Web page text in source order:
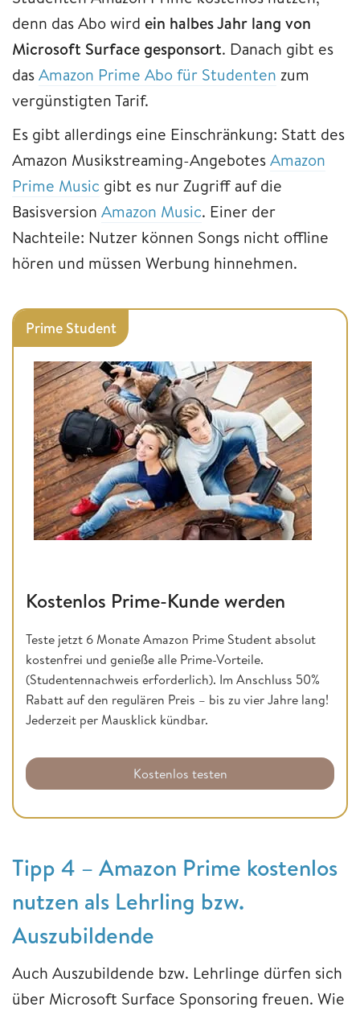
denn das Abo wird ein halbes Jahr lang von
Microsoft Surface gesponsort. Danach gibt es
dasAmazon Prime Abo für Studenten zum
vergünstigten Tarif.
Es gibt allerdings eine Einschränkung: Statt des
Amazon Musikstreaming-AngebotesAmazon
Prime Music gibt es nur Zugriff auf die
Basisversion Amazon Music. Einer der
Nachteile: Nutzer können Songs nicht offline
hören und müssen Werbung hinnehmen.
Prime Student
Kostenlos Prime-Kunde werden
Teste jetzt 6 Monate Amazon Prime Student absolut
kostenfrei und genieße alle Prime-Vorteile.
(Studentennachweis erforderlich). Im Anschluss 50%
Rabatt auf den regulären Preis – bis zu vier Jahre lang!
Jederzeit per Mausklick kündbar.
Kostenlos testen
Tipp 4 – Amazon Prime kostenlos
nutzen als Lehrling bzw.
Auszubildende
Auch Auszubildende bzw. Lehrlinge dürfen sich
über Microsoft Surface Sponsoring freuen. Wie